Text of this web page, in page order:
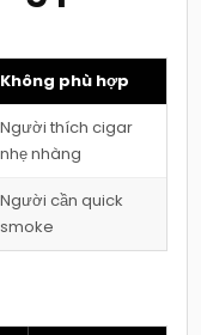
Không phù hợp
Người thích cigar
nhẹ nhàng
Người cần quick
smoke